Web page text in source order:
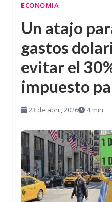
ECONOMIA
Un atajo
gastos
evitar el
impuesto
23 de abril, 2026 4 min